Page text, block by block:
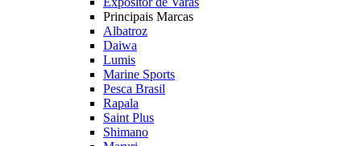
Principais Marcas
Albatroz
Daiwa
Lumis
Marine Sports
Pesca Brasil
Rapala
Saint Plus
Shimano